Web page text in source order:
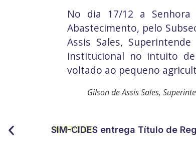
No dia 17/12 a
Abastecimento, pelo
Assis Sales,
institucional no intuito
voltado ao pequeno
Gilson de Assis Sales,
16/07/2026
SIM-CIDES entrega Título de